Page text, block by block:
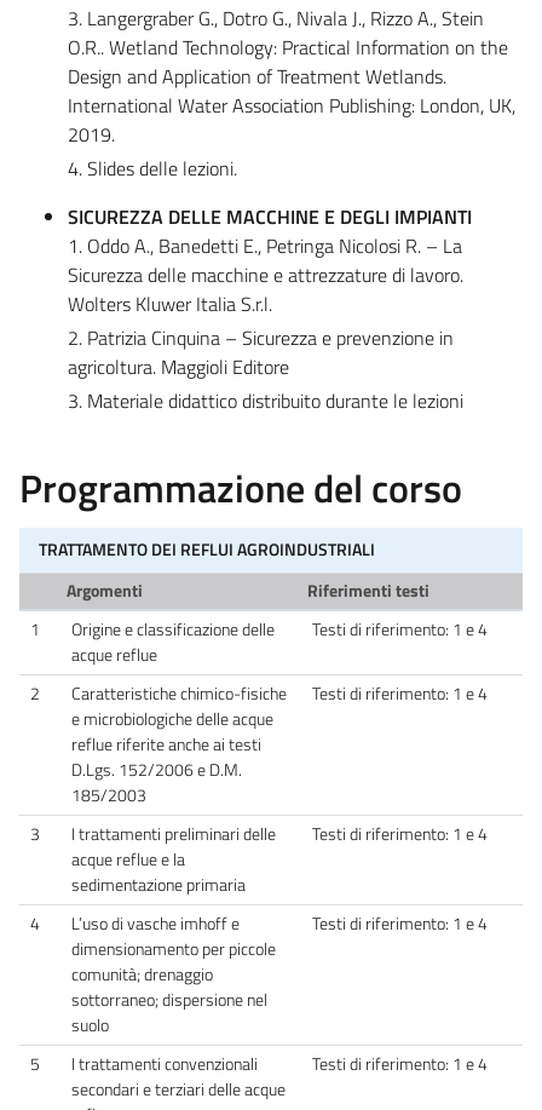
3. Langergraber G., Dotro G., Nivala J., Rizzo A., Stein
O.R.. Wetland Technology: Practical Information on the
Design and Application of Treatment Wetlands.
International Water Association Publishing: London, UK,
2019.
4. Slides delle lezioni.
SICUREZZA DELLE MACCHINE E DEGLI IMPIANTI
1. Oddo A., Banedetti E., Petringa Nicolosi R. – La
Sicurezza delle macchine e attrezzature di lavoro.
Wolters Kluwer Italia S.r.l.
2. Patrizia Cinquina – Sicurezza e prevenzione in
agricoltura. Maggioli Editore
3. Materiale didattico distribuito durante le lezioni
Programmazione del corso
TRATTAMENTO DEI REFLUI AGROINDUSTRIALI
Argomenti
Riferimenti testi
1
Origine e classificazione delle
acque reflue
Testi di riferimento: 1 e 4
2
Caratteristiche chimico-fisiche
e microbiologiche delle acque
reflue riferite anche ai testi
D.Lgs. 152/2006 e D.M.
185/2003
Testi di riferimento: 1 e 4
3
I trattamenti preliminari delle
acque reflue e la
sedimentazione primaria
Testi di riferimento: 1 e 4
4
L’uso di vasche imhoff e
dimensionamento per piccole
comunità; drenaggio
sottorraneo; dispersione nel
suolo
Testi di riferimento: 1 e 4
5
I trattamenti convenzionali
secondari e terziari delle acque
Testi di riferimento: 1 e 4